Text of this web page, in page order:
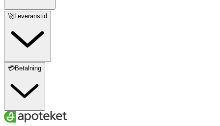
🚀Leveranstid
💳Betalning